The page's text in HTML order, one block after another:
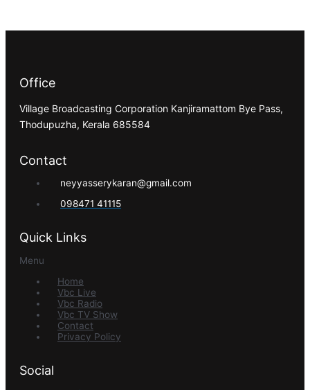
Office
Village Broadcasting Corporation Kanjiramattom Bye Pass,
Thodupuzha, Kerala 685584
Contact
neyyasserykaran@gmail.com
098471 41115
Quick Links
Menu
Home
Vbc Live
Vbc Radio
Vbc TV Show
Contact
Privacy Policy
Social